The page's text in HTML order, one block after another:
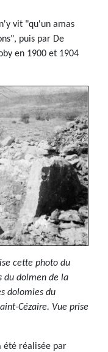
vit "qu'un amas
puis par De
en 1900 et 1904
cette photo du
du dolmen de la
dolomies du
Cézaire. Vue prise
été réalisée par